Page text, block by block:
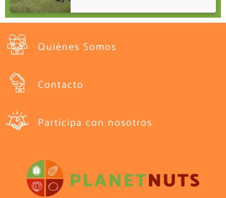
Quiénes Somos
Contacto
Participa con nosotros